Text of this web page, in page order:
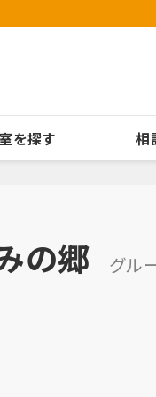
を探す 相
の郷 グル